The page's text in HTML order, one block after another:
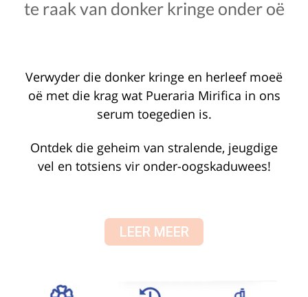
te raak van donker kringe onder oë
Verwyder die donker kringe en herleef moeë
oë met die krag wat Pueraria Mirifica in ons
serum toegedien is.
Ontdek die geheim van stralende, jeugdige
vel en totsiens vir onder-oogskaduwees!
LEER MEER